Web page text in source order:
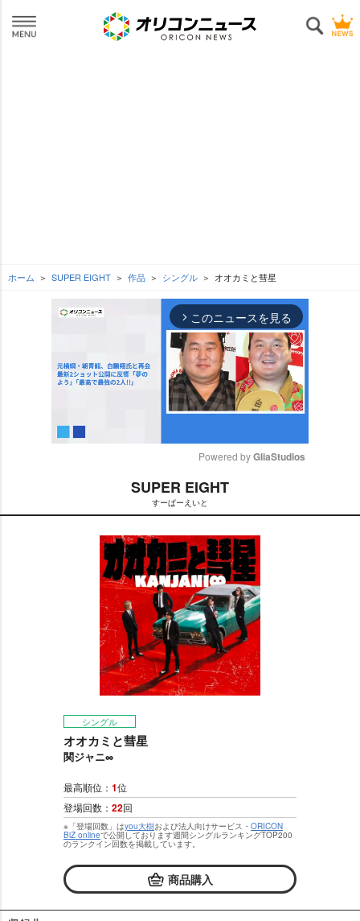
ホーム SUPER EIGHT 作品 シングル オオカミと彗星
arrow_forward_ios このニュースを見る
t
e
Powered by GliaStudios
SUPER EIGHT
すーぱーえいと
シングル
オオカミと彗星
関ジャニ∞
最高順位： 1位
登場回数： 22回
※「登場回数」はyou大樹および法人向けサービス・ ORICON
BiZ onlineで公開しております週間シングルランキングTOP200
のランクイン回数を掲載しています。
商品購入